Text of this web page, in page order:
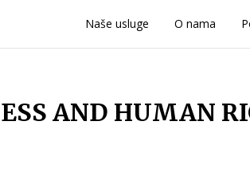
Naše usluge O nama
AND HUMAN